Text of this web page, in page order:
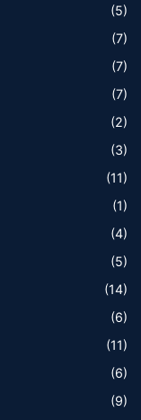
(5)
(7)
(7)
(7)
(2)
(3)
(11)
(1)
(4)
(5)
(14)
(6)
(11)
(6)
(9)